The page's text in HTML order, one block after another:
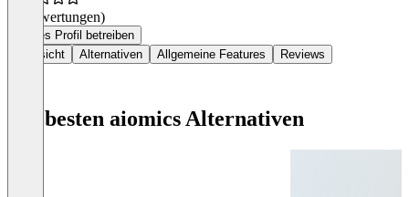
(0 Bewertungen)
Dieses Profil betreiben
Übersicht
Alternativen Allgemeine Features Reviews
Die besten aiomics Alternativen